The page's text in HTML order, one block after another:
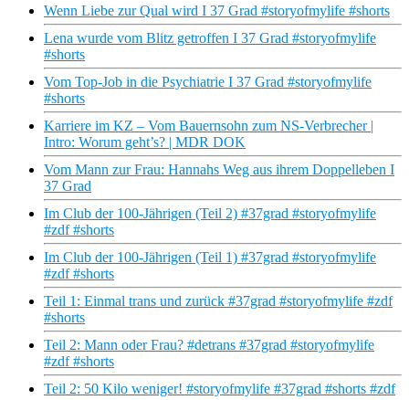
Wenn Liebe zur Qual wird I 37 Grad #storyofmylife #shorts
Lena wurde vom Blitz getroffen I 37 Grad #storyofmylife
#shorts
Vom Top-Job in die Psychiatrie I 37 Grad #storyofmylife
#shorts
Karriere im KZ – Vom Bauernsohn zum NS-Verbrecher |
Intro: Worum geht’s? | MDR DOK
Vom Mann zur Frau: Hannahs Weg aus ihrem Doppelleben I
37 Grad
Im Club der 100-Jährigen (Teil 2) #37grad #storyofmylife
#zdf #shorts
Im Club der 100-Jährigen (Teil 1) #37grad #storyofmylife
#zdf #shorts
Teil 1: Einmal trans und zurück #37grad #storyofmylife #zdf
#shorts
Teil 2: Mann oder Frau? #detrans #37grad #storyofmylife
#zdf #shorts
Teil 2: 50 Kilo weniger! #storyofmylife #37grad #shorts #zdf